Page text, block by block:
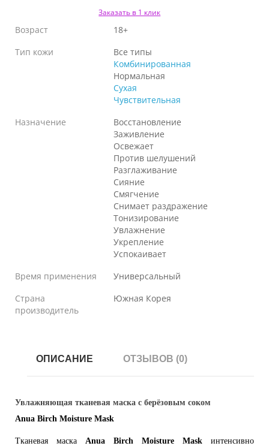
Заказать в 1 клик
Возраст
18+
Тип кожи
Все типы
Комбинированная
Нормальная
Сухая
Чувствительная
Назначение
Восстановление
Заживление
Освежает
Против шелушений
Разглаживание
Сияние
Смягчение
Снимает раздражение
Тонизирование
Увлажнение
Укрепление
Успокаивает
Время применения
Универсальный
Страна
производитель
Южная Корея
ОПИСАНИЕ ОТЗЫВОВ (0)
Увлажняющая тканевая маска с берёзовым соком
Anua Birch Moisture Mask
Тканевая маска Anua Birch Moisture Mask интенсивно